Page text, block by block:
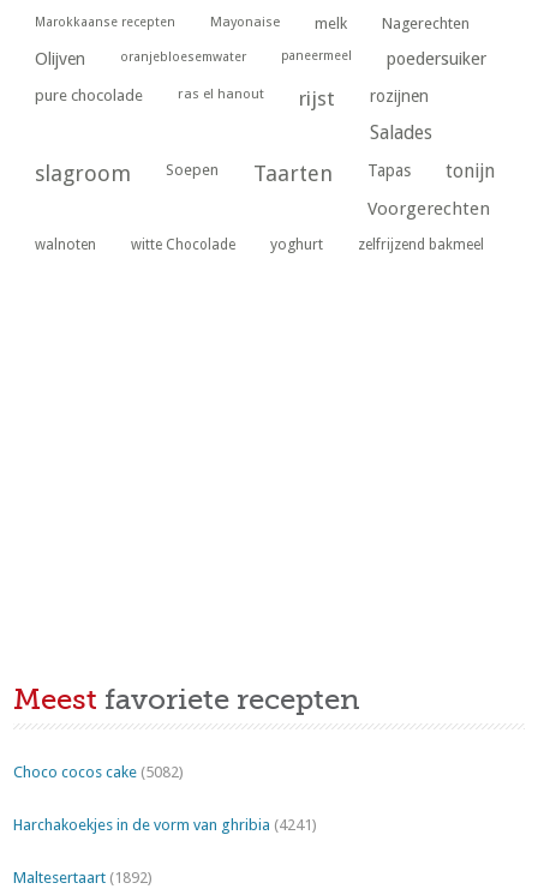
Marokkaanse recepten Mayonaise melk Nagerechten
Olijven oranjebloesemwater paneermeel poedersuiker
pure chocolade ras el hanout rijst rozijnen
Salades
slagroom Soepen Taarten Tapas tonijn
Voorgerechten
walnoten witte Chocolade yoghurt zelfrijzend bakmeel
Meest favoriete recepten
Choco cocos cake (5082)
Harchakoekjes in de vorm van ghribia (4241)
Maltesertaart (1892)